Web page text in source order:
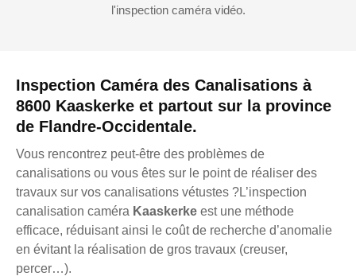
Inspection Caméra des Canalisations à
8600 Kaaskerke et partout sur la province
de Flandre-Occidentale.
Vous rencontrez peut-être des problèmes de
canalisations ou vous êtes sur le point de réaliser des
travaux sur vos canalisations vétustes ?L’inspection
canalisation caméra Kaaskerke est une méthode
efficace, réduisant ainsi le coût de recherche d’anomalie
en évitant la réalisation de gros travaux (creuser,
percer…).
l'inspection caméra vidéo.